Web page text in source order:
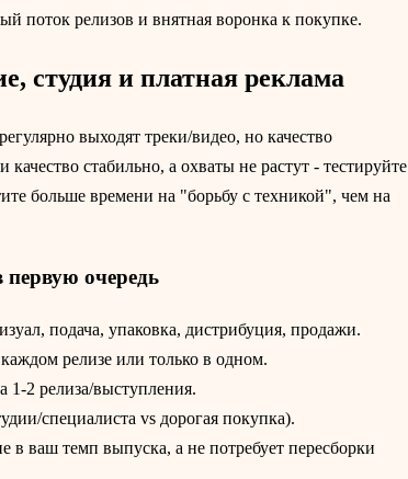
поток релизов и внятная воронка к покупке.
студия и платная реклама
выходят треки/видео, но качество
стабильно, а охваты не растут - тестируйте
больше времени на "борьбу с техникой", чем на
очередь
подача, упаковка, дистрибуция, продажи.
релизе или только в одном.
1-2 релиза/выступления.
специалиста vs дорогая покупка).
в ваш темп выпуска, а не потребует пересборки